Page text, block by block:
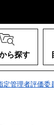
ら探す
管理者評価委